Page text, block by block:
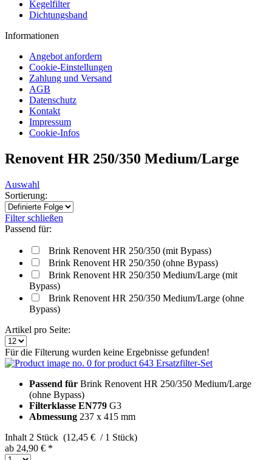
Kegelfilter
Dichtungsband
Informationen
Angebot anfordern
Cookie-Einstellungen
Zahlung und Versand
AGB
Datenschutz
Kontakt
Impressum
Cookie-Infos
Renovent HR 250/350 Medium/Large
Auswahl
Sortierung:
Filter schließen
Passend für:
Brink Renovent HR 250/350 (mit Bypass)
Brink Renovent HR 250/350 (ohne Bypass)
Brink Renovent HR 250/350 Medium/Large (mit
Bypass)
Brink Renovent HR 250/350 Medium/Large (ohne
Bypass)
Artikel pro Seite:
Für die Filterung wurden keine Ergebnisse gefunden!
Ersatzfilter-Set
Passend für Brink Renovent HR 250/350 Medium/Large
(ohne Bypass)
Filterklasse EN779 G3
Abmessung 237 x 415 mm
Inhalt 2 Stück (12,45 € / 1 Stück)
ab 24,90 € *